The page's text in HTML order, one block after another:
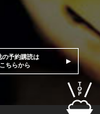
の予約購読は
こちらから